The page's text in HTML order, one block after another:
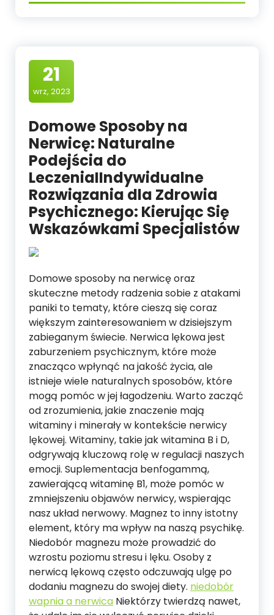
21
wrz, 2023
Domowe Sposoby na
Nerwicę: Naturalne
Podejścia do
LeczeniaIIndywidualne
Rozwiązania dla Zdrowia
Psychicznego: Kierując Się
Wskazówkami Specjalistów
Domowe sposoby na nerwicę oraz
skuteczne metody radzenia sobie z atakami
paniki to tematy, które cieszą się coraz
większym zainteresowaniem w dzisiejszym
zabieganym świecie. Nerwica lękowa jest
zaburzeniem psychicznym, które może
znacząco wpłynąć na jakość życia, ale
istnieje wiele naturalnych sposobów, które
mogą pomóc w jej łagodzeniu. Warto zacząć
od zrozumienia, jakie znaczenie mają
witaminy i minerały w kontekście nerwicy
lękowej. Witaminy, takie jak witamina B i D,
odgrywają kluczową rolę w regulacji naszych
emocji. Suplementacja benfogammą,
zawierającą witaminę B1, może pomóc w
zmniejszeniu objawów nerwicy, wspierając
nasz układ nerwowy. Magnez to inny istotny
element, który ma wpływ na naszą psychikę.
Niedobór magnezu może prowadzić do
wzrostu poziomu stresu i lęku. Osoby z
nerwicą lękową często odczuwają ulgę po
dodaniu magnezu do swojej diety. niedobór
wapnia a nerwica Niektórzy twierdzą nawet,